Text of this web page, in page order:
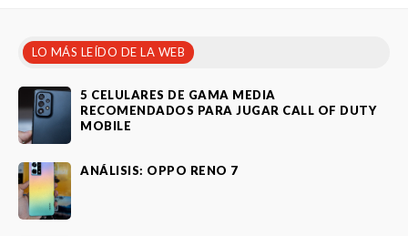
LO MÁS LEÍDO DE LA WEB
5 CELULARES DE GAMA MEDIA
RECOMENDADOS PARA JUGAR CALL OF DUTY
MOBILE
ANÁLISIS: OPPO RENO 7